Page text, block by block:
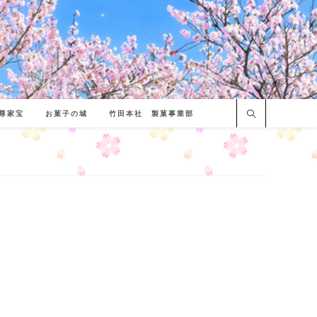
家宝 お菓子の城 竹田本社 製菓事業部